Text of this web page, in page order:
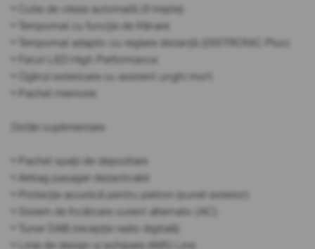
• Cutie de viteze automată (9 trepte)
• Tempomat cu funcție de frânare
• Tempomat adaptiv cu reglare distanță (DISTRONIC Plus)
• Faruri LED High Performance
• Oglinzi exterioare cu asistent unghi mort
• Pachet memorie
Dotări suplimentare
• Pachet spații de depozitare
• Airbag pasager dezactivabil
• Protecție acustică pentru pietoni (sunet exterior)
• Sistem de încărcare curent alternativ (AC)
• Tuner DAB (recepție radio digitală)
• Linie de design și echipare AMG Line